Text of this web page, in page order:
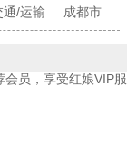
通/运输 成都市
员，享受红娘VIP服